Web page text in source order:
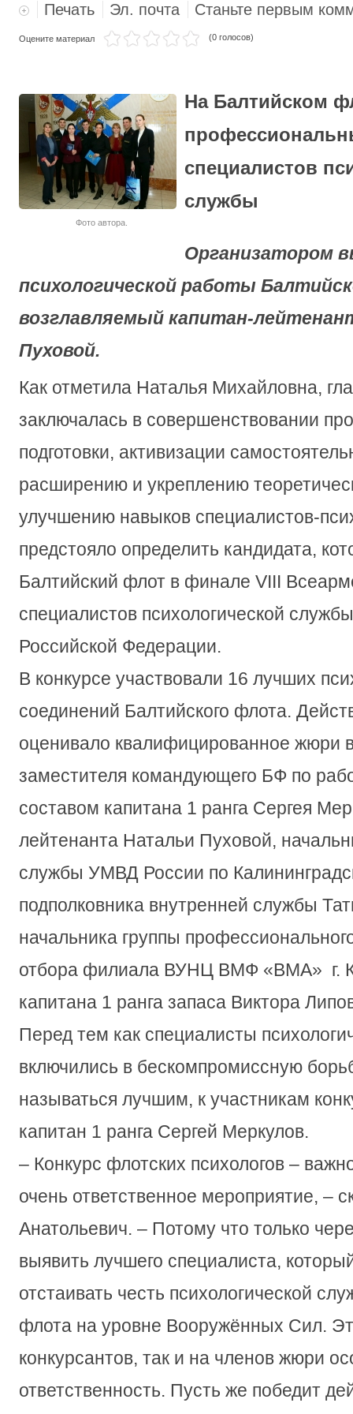
МОРСКАЯ ПЕХОТА
Печать Эл. почта Станьте первым
Оцените материал (0 голосов)
Фото автора.
На Балтийском
специалистов
службы
Организатором
психологической работы
возглавляемый капитан-
Пуховой.
Как отметила Наталья Михайловна,
заключалась в совершенствовании
подготовки, активизации
расширению и укреплению
улучшению навыков специалистов-
предстояло определить кандидата,
Балтийский флот в финале VIII
специалистов психологической
Российской Федерации.
В конкурсе участвовали 16 лучших
соединений Балтийского флота.
оценивало квалифицированное жюри
заместителя командующего БФ по
составом капитана 1 ранга Сергея
лейтенанта Натальи Пуховой,
службы УМВД России по
подполковника внутренней службы
начальника группы
отбора филиала ВУНЦ ВМФ «ВМА» г.
капитана 1 ранга запаса Виктора
Перед тем как специалисты
включились в бескомпромиссную
называться лучшим, к участникам
капитан 1 ранга Сергей Меркулов.
– Конкурс флотских психологов –
очень ответственное мероприятие, –
Анатольевич. – Потому что только
выявить лучшего специалиста,
отстаивать честь психологической
флота на уровне Вооружённых Сил.
конкурсантов, так и на членов жюри
ответственность. Пусть же победит